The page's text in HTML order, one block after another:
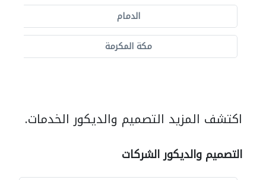
الدمام
مكة المكرمة
اكتشف المزيد التصميم والديكور الخدمات.
التصميم والديكور الشركات